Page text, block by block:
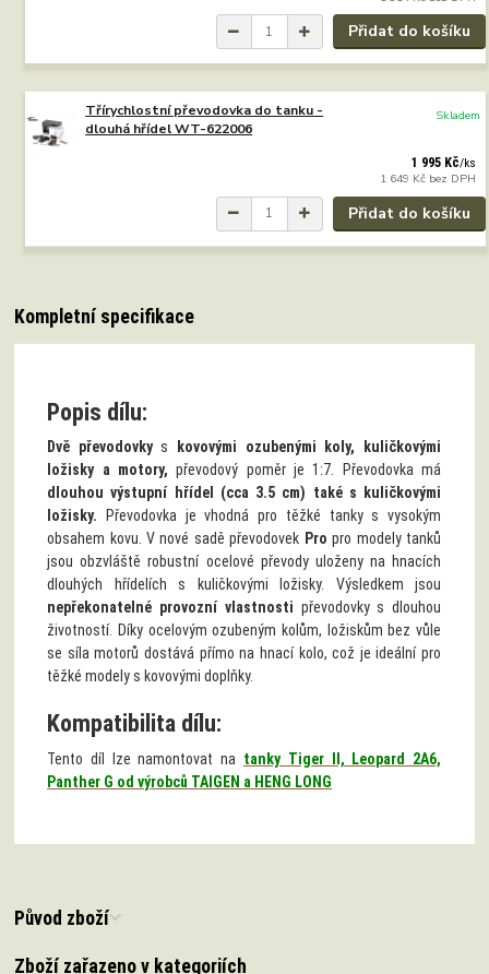
Přidat do košíku
Třírychlostní převodovka do tanku -
dlouhá hřídel WT-622006
1 995 Kč/ks
1 649 Kč bez DPH
Skladem
Přidat do košíku
Kompletní specifikace
Popis dílu:
Dvě převodovkys
kovovými ozubenými koly, kuličkovými
ložisky a motory,převodový poměr je 1:7. Převodovka má
dlouhou výstupní hřídel (cca 3.5 cm) také s kuličkovými
ložisky. Převodovka je vhodná pro těžké tanky s vysokým
obsahem kovu. V nové sadě převodovek Propro modely tanků
jsou obzvláště robustní ocelové převody uloženy na hnacích
dlouhých hřídelích s kuličkovými ložisky. Výsledkem jsou
nepřekonatelné provozní vlastnosti převodovky s dlouhou
životností. Díky ocelovým ozubeným kolům, ložiskům bez vůle
se síla motorů dostává přímo na hnací kolo, což je ideální pro
těžké modely s kovovými doplňky.
Kompatibilita dílu:
Tento díl lze namontovat na tanky Tiger II, Leopard 2A6,
Panther G od výrobců TAIGEN a HENG LONG
Původ zboží
Zboží zařazeno v kategoriích